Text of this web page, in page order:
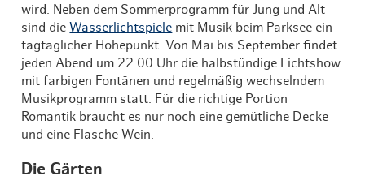
wird. Neben dem Sommerprogramm für Jung und Alt
sind die Wasserlichtspiele mit Musik beim Parksee ein
tagtäglicher Höhepunkt. Von Mai bis September findet
jeden Abend um 22:00 Uhr die halbstündige Lichtshow
mit farbigen Fontänen und regelmäßig wechselndem
Musikprogramm statt. Für die richtige Portion
Romantik braucht es nur noch eine gemütliche Decke
und eine Flasche Wein.
Die Gärten